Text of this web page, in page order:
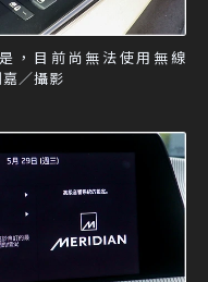
，目前尚無法使用無線
／攝影